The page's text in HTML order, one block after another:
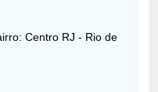
Centro RJ - Rio de